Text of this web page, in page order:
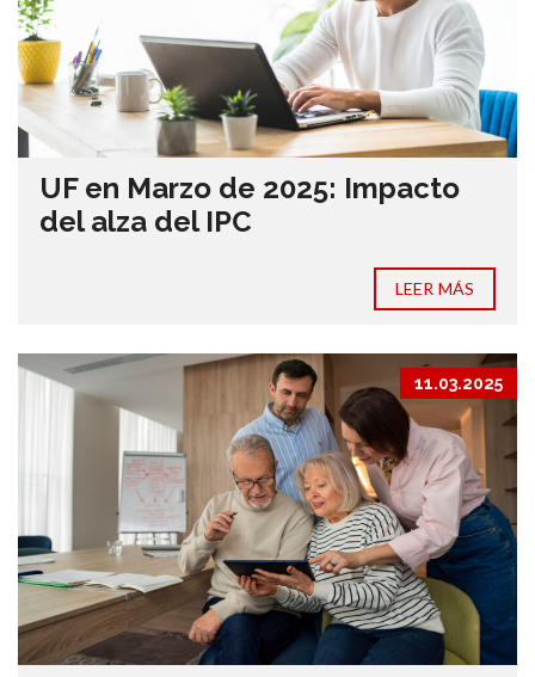
UF en Marzo de 2025: Impacto
del alza del IPC
LEER MÁS
11.03.2025